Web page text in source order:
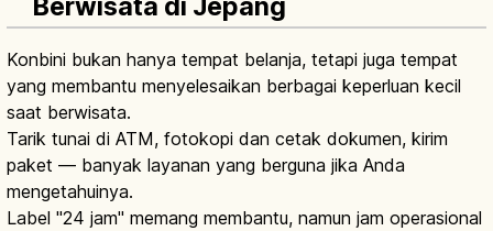
Berwisata di Jepang
Konbini bukan hanya tempat belanja, tetapi juga tempat
yang membantu menyelesaikan berbagai keperluan kecil
saat berwisata.
Tarik tunai di ATM, fotokopi dan cetak dokumen, kirim
paket — banyak layanan yang berguna jika Anda
mengetahuinya.
Label "24 jam" memang membantu, namun jam operasional